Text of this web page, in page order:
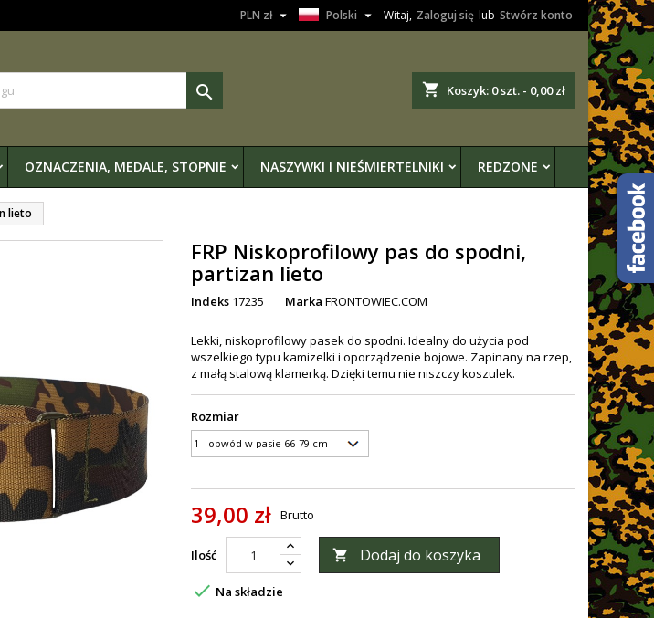
Witaj, Zaloguj się lub Stwórz konto
Polski 
PLN zł 
shopping_cart Koszyk: 0szt. - 0,00 zł

OZNACZENIA, MEDALE, STOPNIE NASZYWKI I NIEŚMIERTELNIKI REDZONE
lieto
FRP Niskoprofilowy pas do spodni,
partizan lieto
Indeks 17235 Marka FRONTOWIEC.COM
Lekki, niskoprofilowy pasek do spodni. Idealny do użycia pod
wszelkiego typu kamizelki i oporządzenie bojowe. Zapinany na rzep,
z małą stalową klamerką. Dzięki temu nie niszczy koszulek.
Rozmiar
39,00 zł Brutto
Ilość  Dodaj do koszyka
 Na składzie